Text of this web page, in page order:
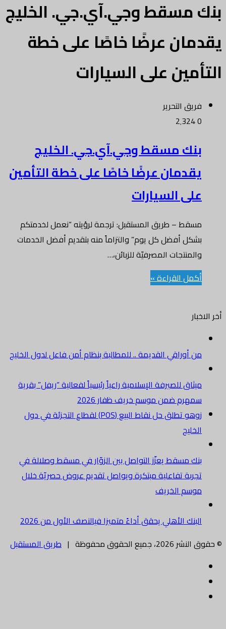
بنك مسقط وجي.آي.جي. الخليج
يقدمان عرضًا خاصًا على خطة
التأمين على السيارات
فريق التحرير
0
بنك مسقط وجي.آي.جي. الخليج
يقدمان عرضًا خاصًا على خطة التأمين
على السيارات
مسقط – طريق المستقبل: ترجمة لرؤيته “نعمل لخدمتكم
بشكل أفضل كل يوم” والتزاماً منه بتقديم أفضل الخدمات
والمنتجات المصرفيّة للزبائن،…
أكمل القراءة »
أخر الاخبار
من أوراقي القديمة .. للمطالبة بنظام أمن فاعل لدول الخليج
ميثاق للصيرفة الإسلامية راعياً رئيسياً لفعالية “ريفل” بقرية
سمهرم ضمن موسم خريف ظفار 2026
زوهو تطلق حل نقاط البيع (POS) لقطاع التجزئة في دول
الخليج
بنك مسقط يعزّز التواصل بين الزوّار في مسقط وصلالة في
تجربة تفاعلية مبتكرة ويواصل تقديم عروض حصريّة خلال
موسم الخريف
البنك الأهلي يحقق أداءً متميزا فيالنصف الأول من 2026
© حقوق النشر 2026، جميع الحقوق محفوظة |
طريق المستقبل